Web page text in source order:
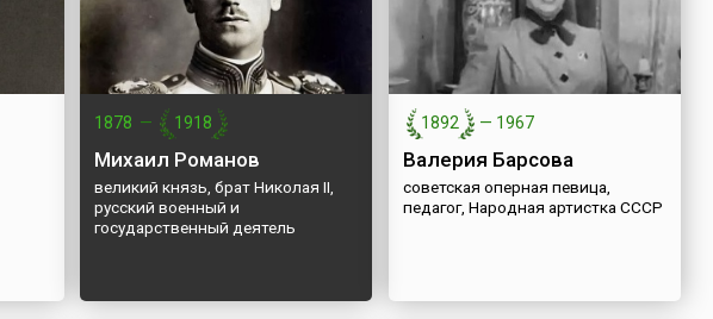
1878 — 1918
Михаил Романов
великий князь, брат Николая II,
русский военный и
государственный деятель
1892 — 1967
Валерия Барсова
советская оперная певица,
педагог, Народная артистка СССР